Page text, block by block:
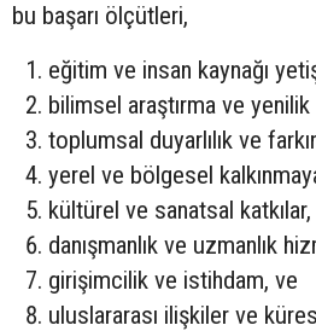
bu başarı ölçütleri,
eğitim ve insan kaynağı
bilimsel araştırma ve yenilik
toplumsal duyarlılık ve
yerel ve bölgesel
kültürel ve sanatsal katkılar,
danışmanlık ve uzmanlık
girişimcilik ve istihdam, ve
uluslararası ilişkiler ve